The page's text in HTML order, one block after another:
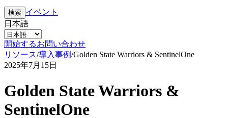
検索 イベント
日本語
開始するお問い合わせ
リソース/導入事例/Golden State Warriors & SentinelOne
2025年7月15日
Golden State Warriors &
SentinelOne